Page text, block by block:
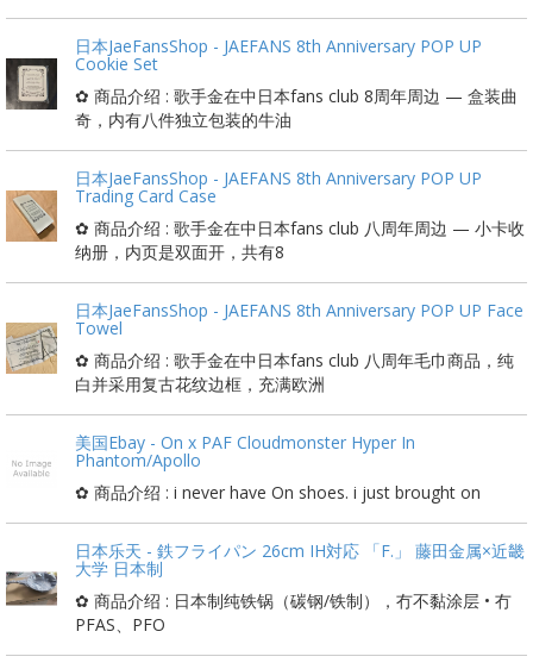
日本JaeFansShop - JAEFANS 8th Anniversary POP UP
Cookie Set
✿ 商品介绍 : 歌手金在中日本fans club 8周年周边 — 盒装曲
奇，内有八件独立包装的牛油
日本JaeFansShop - JAEFANS 8th Anniversary POP UP
Trading Card Case
✿ 商品介绍 : 歌手金在中日本fans club 八周年周边 — 小卡收
纳册，内页是双面开，共有8
日本JaeFansShop - JAEFANS 8th Anniversary POP UP Face
Towel
✿ 商品介绍 : 歌手金在中日本fans club 八周年毛巾商品，纯
白并采用复古花纹边框，充满欧洲
美国Ebay - On x PAF Cloudmonster Hyper In
Phantom/Apollo
✿ 商品介绍 : i never have On shoes. i just brought on
日本乐天 - 鉄フライパン 26cm IH対応 「F.」 藤田金属×近畿
大学 日本制
✿ 商品介绍 : 日本制纯铁锅（碳钢/铁制），冇不黏涂层 • 冇
PFAS、PFO